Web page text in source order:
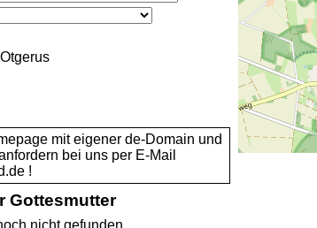
mit eigener de-Domain und
bei uns per E-Mail
!
Gottesmutter
nicht gefunden.